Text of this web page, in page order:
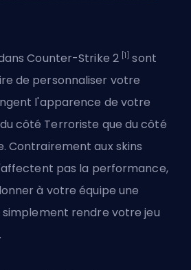
Counter-Strike 2 [1] sont
de personnaliser votre
l'apparence de votre
côté Terroriste que du côté
Contrairement aux skins
pas la performance,
à votre équipe une
simplement rendre votre jeu